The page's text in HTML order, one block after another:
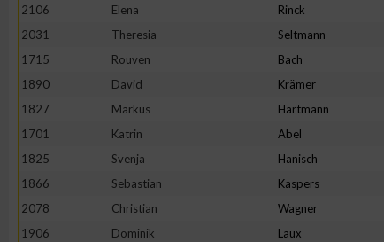
2106
Elena Rinck
2031
Theresia Seltmann
1715
Rouven Bach
1890
David Krämer
1827
Markus Hartmann
1701
Katrin Abel
1825
Svenja Hanisch
1866
Sebastian Kaspers
2078
Christian Wagner
1906
Dominik Laux
Erstellung von Profilen zur Personalisierung von Inhalten
Verwendung von Profilen zur Auswahl personalisierter Inhalte